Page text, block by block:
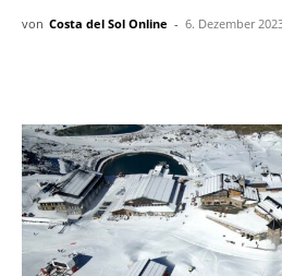
von Costa del Sol Online - 6. Dezember